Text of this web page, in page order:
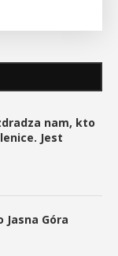
nam, kto
Jest
Jasna Góra